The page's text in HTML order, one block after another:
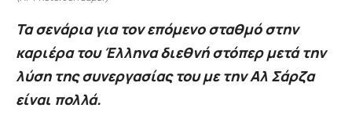
Τα σενάρια για τον επόμενο σταθμό στην
καριέρα του Έλληνα διεθνή στόπερ μετά την
λύση της συνεργασίας του με την Αλ Σάρζα
είναι πολλά.